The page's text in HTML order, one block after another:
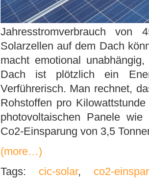
Jahresstromverbrauch
Solarzellen auf dem Dach
macht emotional
Dach ist plötzlich ein
Verführerisch. Man rechnet,
Rohstoffen pro
photovoltaischen Panele
Co2-Einsparung von 3,5
(more…)
Tags: cic-solar, co2-